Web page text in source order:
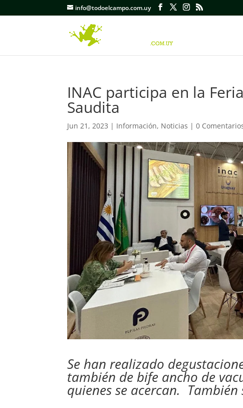
info@todoelcampo.com.uy
INAC participa en la
Saudita
Jun 21, 2023 | Información, Noticias |0
Se han realizado
también de bife ancho de
quienes se acercan.